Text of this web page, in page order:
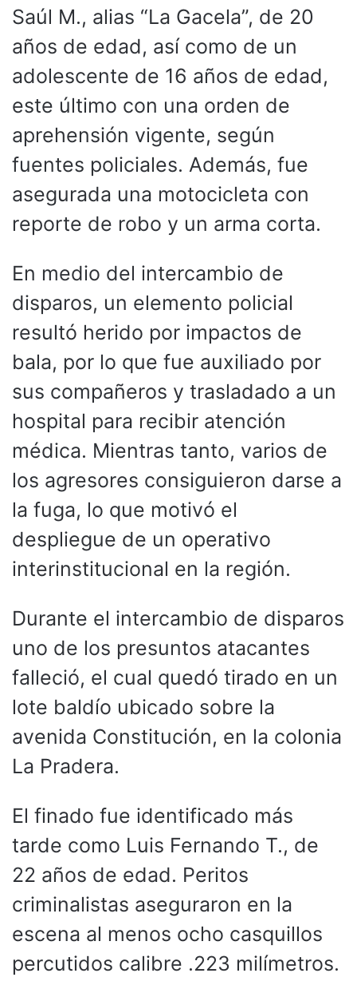
Saúl M., alias “La Gacela”, de 20
años de edad, así como de un
adolescente de 16 años de edad,
este último con una orden de
aprehensión vigente, según
fuentes policiales. Además, fue
asegurada una motocicleta con
reporte de robo y un arma corta.
En medio del intercambio de
disparos, un elemento policial
resultó herido por impactos de
bala, por lo que fue auxiliado por
sus compañeros y trasladado a un
hospital para recibir atención
médica. Mientras tanto, varios de
los agresores consiguieron darse a
la fuga, lo que motivó el
despliegue de un operativo
interinstitucional en la región.
Durante el intercambio de disparos
uno de los presuntos atacantes
falleció, el cual quedó tirado en un
lote baldío ubicado sobre la
avenida Constitución, en la colonia
La Pradera.
El finado fue identificado más
tarde como Luis Fernando T., de
22 años de edad. Peritos
criminalistas aseguraron en la
escena al menos ocho casquillos
percutidos calibre .223 milímetros.